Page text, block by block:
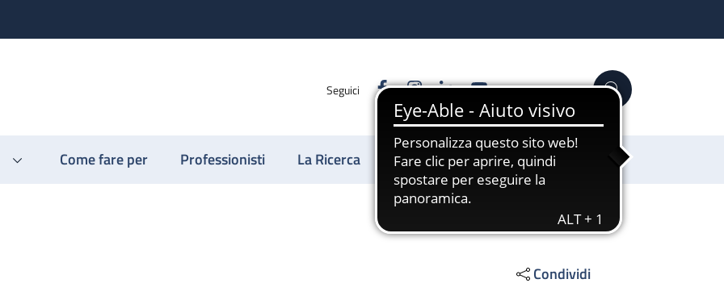
Seguici FacebookInstagram
LinkedinYouTube Cerca
Come fare per Professionisti La Ricerca Sostienici
Condividi